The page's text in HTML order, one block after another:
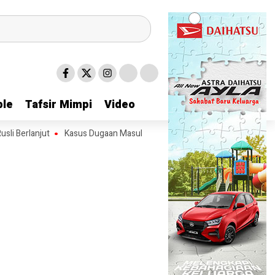
Tafsir Mimpi Video
Tafsir Mimpi Video
Kasus Dugaan Masuk Pekarangan Tanpa Izin yang